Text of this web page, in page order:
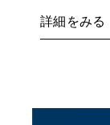
詳細をみる